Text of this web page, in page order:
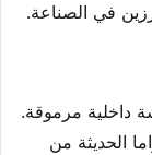
في الصناعة.
داخلية مرموقة.
الحديثة من